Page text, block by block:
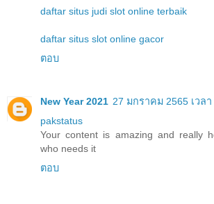
daftar situs judi slot online terbaik
daftar situs slot online gacor
ตอบ
New Year 2021 27 มกราคม 2565 เวลา
pakstatus
Your content is amazing and really
who needs it
ตอบ